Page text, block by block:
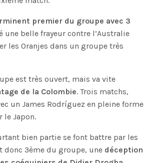
premier du groupe avec 3
une belle frayeur contre l’Australie
les Oranjes dans un groupe très
est très ouvert, mais va vite
de la Colombie. Trois matchs,
un James Rodríguez en pleine forme
Japon.
bien partie se font battre par les
donc 3ème du groupe, une déception